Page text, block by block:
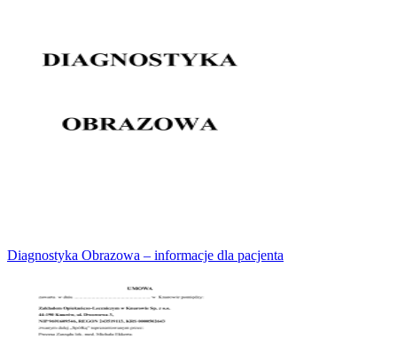
Diagnostyka Obrazowa – informacje dla pacjenta